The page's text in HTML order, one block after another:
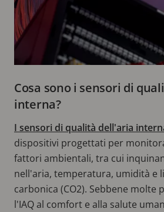
Cosa sono i sensori di
interna?
I sensori di qualità dell'aria
dispositivi progettati per
fattori ambientali, tra cui
nell'aria, temperatura, umidità e
carbonica (CO2). Sebbene molte
l'IAQ al comfort e alla salute